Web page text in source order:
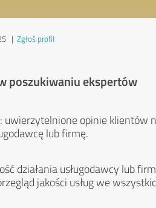
| Zgłoś profil
poszukiwaniu ekspertów
uwierzytelnione opinie klientów
lub firmę.
działania usługodawcy lub
jakości usług we